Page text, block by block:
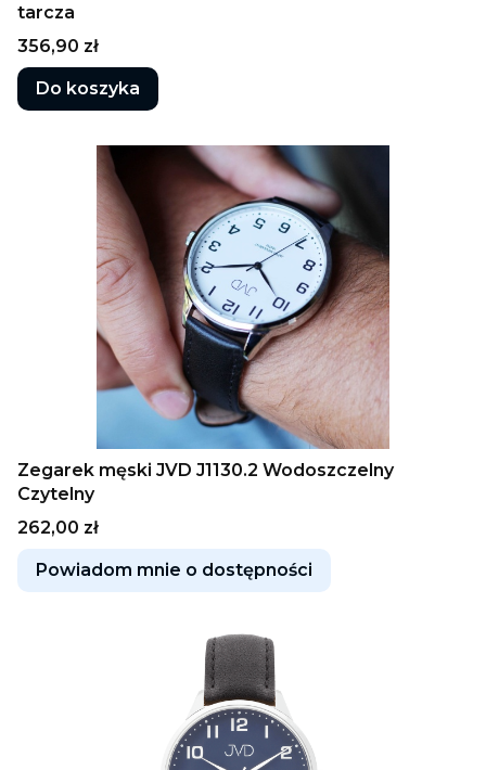
tarcza
Cena
356,90 zł
Do koszyka
Zegarek męski JVD J1130.2 Wodoszczelny
Czytelny
Cena
262,00 zł
Powiadom mnie o dostępności